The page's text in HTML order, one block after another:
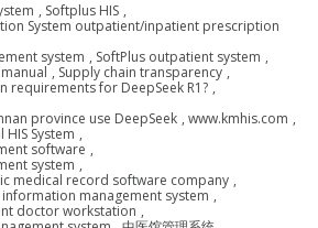
, Softplus HIS ,
System outpatient/inpatient prescription
system , SoftPlus outpatient system ,
, Supply chain transparency ,
requirements for DeepSeek R1? ,
province use DeepSeek , www.kmhis.com ,
System ,
software ,
system ,
medical record software company ,
management system ,
doctor workstation ,